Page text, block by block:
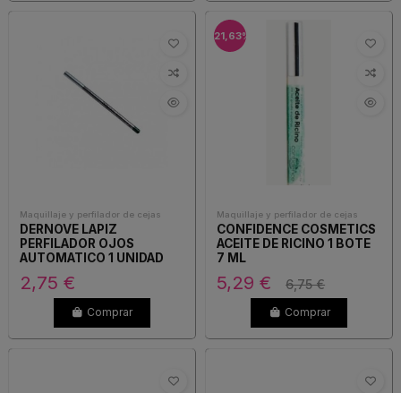
Maquillaje y perfilador de cejas
DERNOVE LAPIZ
PERFILADOR OJOS
AUTOMATICO 1 UNIDAD
2,75 €
Comprar
-21,63%
Maquillaje y perfilador de cejas
CONFIDENCE COSMETICS
ACEITE DE RICINO 1 BOTE
7 ML
5,29 € 6,75 €
Comprar